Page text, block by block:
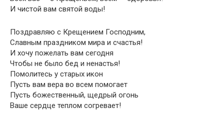
И чистой вам святой воды!
Поздравляю с Крещением Господним,
Славным праздником мира и счастья!
И хочу пожелать вам сегодня
Чтобы не было бед и ненастья!
Помолитесь у старых икон
Пусть вам вера во всем помогает
Пусть божественный, щедрый огонь
Ваше сердце теплом согревает!